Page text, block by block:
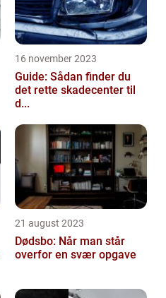
16 november 2023
Guide: Sådan finder du
det rette skadecenter til
d...
21 august 2023
Dødsbo: Når man står
overfor en svær opgave